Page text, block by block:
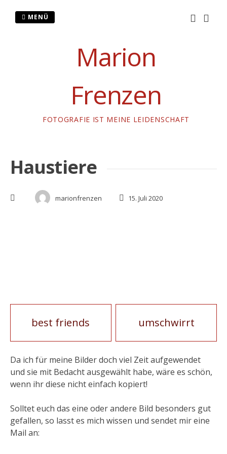
Marion
Frenzen
FOTOGRAFIE IST MEINE LEIDENSCHAFT
MENÜ
Haustiere
marionfrenzen 15. Juli 2020
Artikel-
Navigation
best friends umschwirrt
Da ich für meine Bilder doch viel Zeit aufgewendet
und sie mit Bedacht ausgewählt habe, wäre es schön,
wenn ihr diese nicht einfach kopiert!
Solltet euch das eine oder andere Bild besonders gut
gefallen, so lasst es mich wissen und sendet mir eine
Mail an: